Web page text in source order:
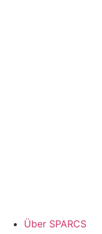
Über SPARCS